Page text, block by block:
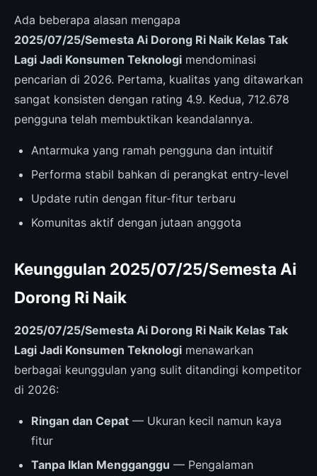
Ada beberapa alasan mengapa
2025/07/25/Semesta Ai Dorong Ri Naik Kelas Tak
Lagi Jadi Konsumen Teknologi mendominasi
pencarian di 2026. Pertama, kualitas yang ditawarkan
sangat konsisten dengan rating 4.9. Kedua, 712.678
pengguna telah membuktikan keandalannya.
Antarmuka yang ramah pengguna dan intuitif
Performa stabil bahkan di perangkat entry-level
Update rutin dengan fitur-fitur terbaru
Komunitas aktif dengan jutaan anggota
Keunggulan 2025/07/25/Semesta Ai
Dorong Ri Naik
2025/07/25/Semesta Ai Dorong Ri Naik Kelas Tak
Lagi Jadi Konsumen Teknologi menawarkan
berbagai keunggulan yang sulit ditandingi kompetitor
di 2026:
Ringan dan Cepat — Ukuran kecil namun kaya
fitur
Tanpa Iklan Mengganggu — Pengalaman